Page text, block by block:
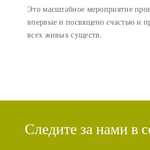
Это масштабное мероприятие
впервые и посвящено счастью и
всех живых существ.
Следите за нами в